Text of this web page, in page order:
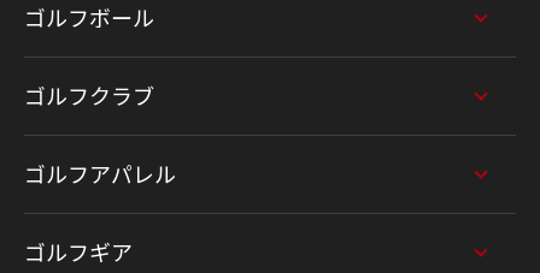
ゴルフボール
ゴルフクラブ
ゴルフアパレル
ゴルフギア